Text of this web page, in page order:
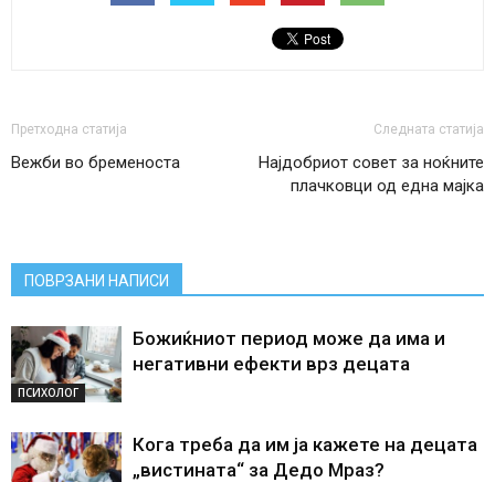
Претходна статија
Вежби во бременоста
Следната статија
Најдобриот совет за ноќните
плачковци од една мајка
ПОВРЗАНИ НАПИСИ
ПСИХОЛОГ
Божиќниот период може да има и
негативни ефекти врз децата
Кога треба да им ја кажете на децата
„вистината“ за Дедо Мраз?